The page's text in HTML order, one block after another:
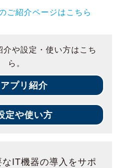
ご紹介ページはこちら
や設定・使い方はこち
ら。
アプリ紹介
定や使い方
IT機器の導入をサポ